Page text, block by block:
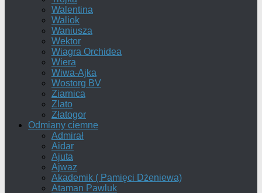
Walentina
Waliok
Waniusza
Wektor
Wiagra Orchidea
Wiera
Wiwa-Ajka
Wostorg BV
Ziarnica
Zlato
Złatogor
Odmiany ciemne
Admirał
Aidar
Ajuta
Ajwaz
Akademik ( Pamięci Dżeniewa)
Ataman Pawluk